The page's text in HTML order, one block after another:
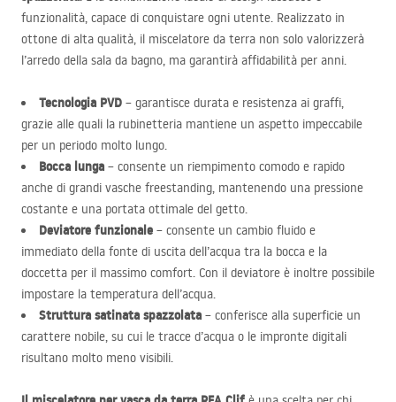
funzionalità, capace di conquistare ogni utente. Realizzato in
ottone di alta qualità, il miscelatore da terra non solo valorizzerà
l’arredo della sala da bagno, ma garantirà affidabilità per anni.
Tecnologia PVD – garantisce durata e resistenza ai graffi,
grazie alle quali la rubinetteria mantiene un aspetto impeccabile
per un periodo molto lungo.
Bocca lunga – consente un riempimento comodo e rapido
anche di grandi vasche freestanding, mantenendo una pressione
costante e una portata ottimale del getto.
Deviatore funzionale – consente un cambio fluido e
immediato della fonte di uscita dell’acqua tra la bocca e la
doccetta per il massimo comfort. Con il deviatore è inoltre possibile
impostare la temperatura dell’acqua.
Struttura satinata spazzolata – conferisce alla superficie un
carattere nobile, su cui le tracce d’acqua o le impronte digitali
risultano molto meno visibili.